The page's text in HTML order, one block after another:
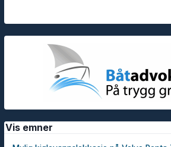
Vis emner